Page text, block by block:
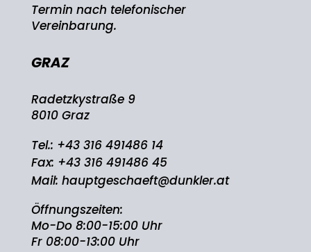
Termin nach telefonischer
Vereinbarung.
GRAZ
Radetzkystraße 9
8010 Graz
Tel.: +43 316 491486 14
Fax: +43 316 491486 45
Mail: hauptgeschaeft@dunkler.at
Öffnungszeiten:
Mo-Do 8:00-15:00 Uhr
Fr 08:00-13:00 Uhr